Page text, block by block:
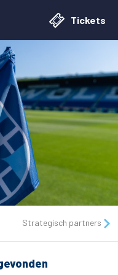
Tickets
Strategisch partners